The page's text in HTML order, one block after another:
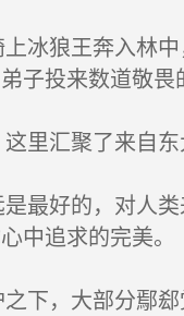
冰狼王奔入林
子投来数道敬畏
里汇聚了来自东
最好的，对人
中追求的完美。
下，大部分鄢郄